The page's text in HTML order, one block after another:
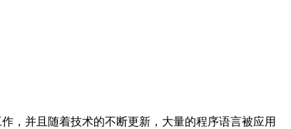
，并且随着技术的不断更新，大量的程序语言被应用